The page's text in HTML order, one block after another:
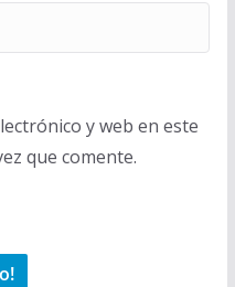
y web en este
que comente.